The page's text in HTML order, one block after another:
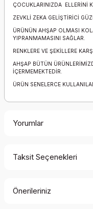
ÇOCUKLARINIZDA ELLERİNİ
ZEVKLİ ZEKA GELİŞTİRİCİ
ÜRÜNÜN AHŞAP OLMASI
YIPRANMAMASINI SAĞLAR.
RENKLERE VE ŞEKİLLERE
AHŞAP BÜTÜN
İÇERMEMEKTEDİR.
ÜRÜN SENELERCE
Yorumlar
Taksit Seçenekleri
Önerileriniz